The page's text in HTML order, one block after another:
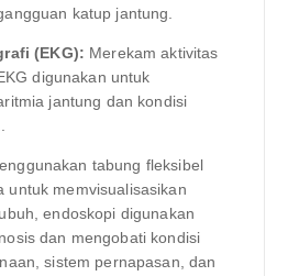
katup jantung.
(EKG): Merekam aktivitas
digunakan untuk
jantung dan kondisi
tabung fleksibel
untuk memvisualisasikan
endoskopi digunakan
dan mengobati kondisi
sistem pernapasan, dan